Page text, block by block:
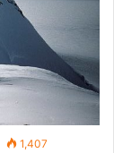
1,407